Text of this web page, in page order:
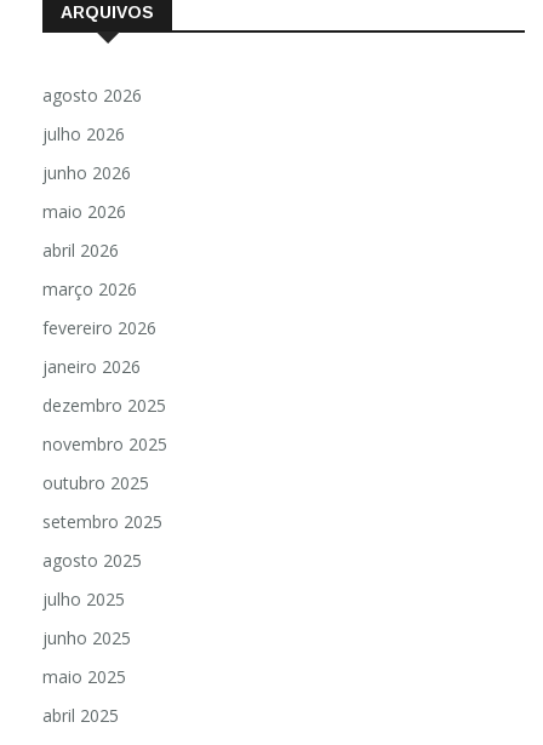
ARQUIVOS
agosto 2026
julho 2026
junho 2026
maio 2026
abril 2026
março 2026
fevereiro 2026
janeiro 2026
dezembro 2025
novembro 2025
outubro 2025
setembro 2025
agosto 2025
julho 2025
junho 2025
maio 2025
abril 2025